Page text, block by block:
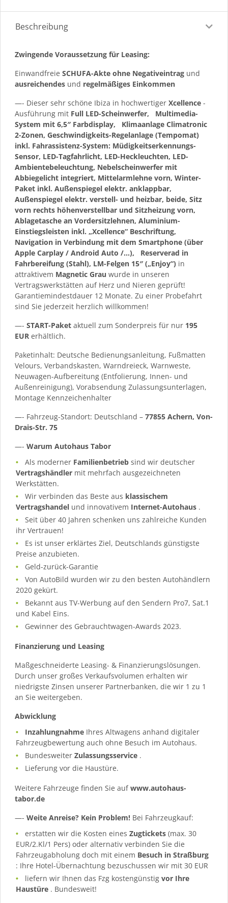
Beschreibung
Zwingende Voraussetzung für Leasing:
Einwandfreie SCHUFA-Akte ohne Negativeintrag und
ausreichendes und regelmäßiges Einkommen
—- Dieser sehr schöne Ibiza in hochwertiger Xcellence -
Ausführung mit Full LED-Scheinwerfer,
Multimedia-
System mit 6,5″ Farbdisplay,
Klimaanlage Climatronic
2-Zonen, Geschwindigkeits-Regelanlage (Tempomat)
inkl. Fahrassistenz-System: Müdigkeitserkennungs-
Sensor, LED-Tagfahrlicht, LED-Heckleuchten, LED-
Ambientebeleuchtung, Nebelscheinwerfer mit
Abbiegelicht integriert, Mittelarmlehne vorn, Winter-
Paket inkl. Außenspiegel elektr. anklappbar,
Außenspiegel elektr. verstell- und heizbar, beide, Sitz
vorn rechts höhenverstellbar und Sitzheizung vorn,
Ablagetasche an Vordersitzlehnen, Aluminium-
Einstiegsleisten inkl. „Xcellence“ Beschriftung,
Navigation in Verbindung mit dem Smartphone (über
Apple Carplay / Android Auto /…),
Reserverad in
Fahrbereifung (Stahl), LM-Felgen 15″ („Enjoy“) in
attraktivem Magnetic Grau wurde in unseren
Vertragswerkstätten auf Herz und Nieren geprüft!
Garantiemindestdauer 12 Monate. Zu einer Probefahrt
sind Sie jederzeit herzlich willkommen!
—- START-Paket aktuell zum Sonderpreis für nur 195
EUR erhältlich.
Paketinhalt: Deutsche Bedienungsanleitung, Fußmatten
Velours, Verbandskasten, Warndreieck, Warnweste,
Neuwagen-Aufbereitung (Entfolierung, Innen- und
Außenreinigung), Vorabsendung Zulassungsunterlagen,
Montage Kennzeichenhalter
—- Fahrzeug-Standort: Deutschland – 77855 Achern, Von-
Drais-Str. 75
—- Warum Autohaus Tabor
Als moderner Familienbetrieb sind wir deutscher
Vertragshändler mit mehrfach ausgezeichneten
Werkstätten.
Wir verbinden das Beste aus klassischem
Vertragshandel und innovativem Internet-Autohaus .
Seit über 40 Jahren schenken uns zahlreiche Kunden
ihr Vertrauen!
Es ist unser erklärtes Ziel, Deutschlands günstigste
Preise anzubieten.
Geld-zurück-Garantie
Von AutoBild wurden wir zu den besten Autohändlern
2020 gekürt.
Bekannt aus TV-Werbung auf den Sendern Pro7, Sat.1
und Kabel Eins.
Gewinner des Gebrauchtwagen-Awards 2023.
Finanzierung und Leasing
Maßgeschneiderte Leasing- & Finanzierungslösungen.
Durch unser großes Verkaufsvolumen erhalten wir
niedrigste Zinsen unserer Partnerbanken, die wir 1 zu 1
an Sie weitergeben.
Abwicklung
Inzahlungnahme Ihres Altwagens anhand digitaler
Fahrzeugbewertung auch ohne Besuch im Autohaus.
BundesweiterZulassungsservice .
Lieferung vor die Haustüre.
Weitere Fahrzeuge finden Sie aufwww.autohaus-
tabor.de
—- Weite Anreise? Kein Problem! Bei Fahrzeugkauf:
erstatten wir die Kosten einesZugtickets(max. 30
EUR/2.Kl/1 Pers) oder alternativ verbinden Sie die
Fahrzeugabholung doch mit einem Besuch in Straßburg
: Ihre Hotel-Übernachtung bezuschussen wir mit 30 EUR
liefern wir Ihnen das Fzg kostengünstigvor Ihre
Haustüre . Bundesweit!